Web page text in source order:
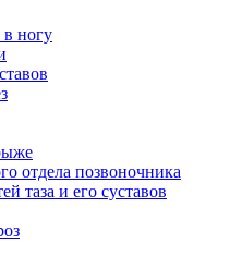
ногу
отдела позвоночника
таза и его суставов